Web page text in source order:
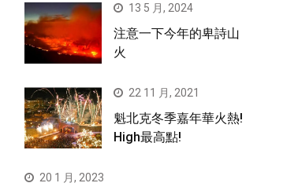
13 5 月, 2024
注意一下今年的卑詩山
火
22 11 月, 2021
魁北克冬季嘉年華火熱!
High最高點!
20 1 月, 2023